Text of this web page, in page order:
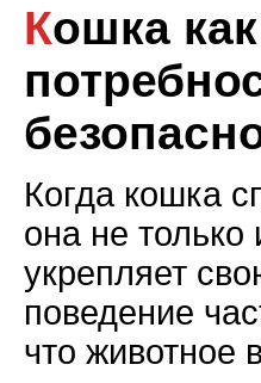
Кошка как охотник:
Когда кошка
она не
укрепляет
поведение
что животное